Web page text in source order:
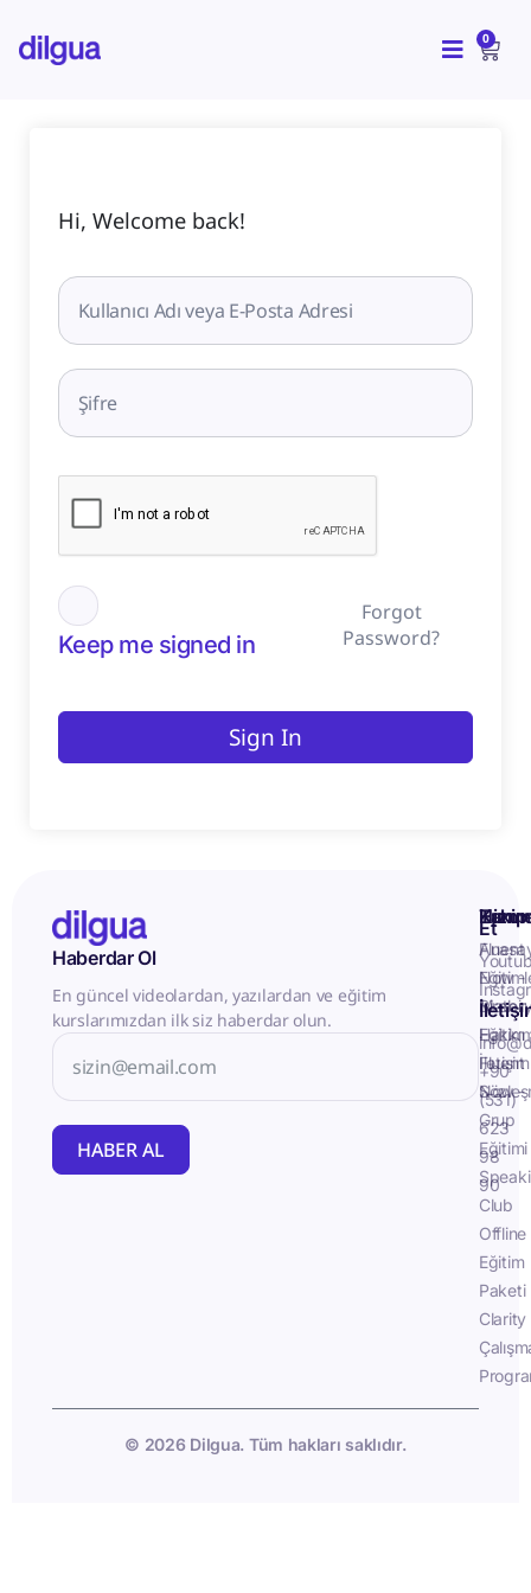
atla
0
Hi, Welcome back!
Keep me signed in
Forgot
Password?
Sign In
Haberdar Ol
En güncel videolardan, yazılardan ve eğitim
kurslarımızdan ilk siz haberdar olun.
HABER AL
İletişim
Fluent
Now -
Birebir
Eğitim
Fluent
Now -
Grup
Eğitimi
Club
Offline
Eğitim
Paketi
Clarity
Takip
Et
+90
(531)
623
98
90
© 2026 Dilgua. Tüm hakları saklıdır.